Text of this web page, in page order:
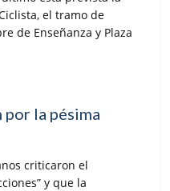
el tramo de
de Enseñanza y Plaza
la pésima
criticaron el
y que la